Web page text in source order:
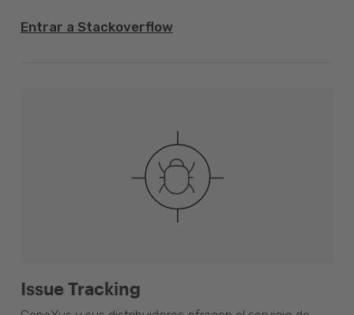
Entrar a Stackoverflow
Issue Tracking